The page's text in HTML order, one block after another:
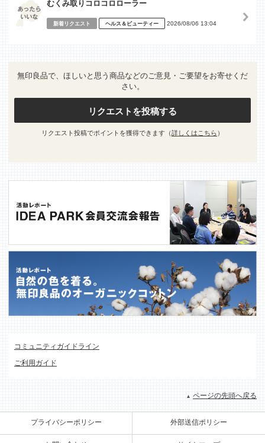
むくみ取りコロコロローラー
新着リクエスト ヘルス＆ビューティー 2026/08/06 13:04
無印良品で、ほしいと思う商品などのご意見・ご要望をお寄せくだ
さい。
リクエストを投稿する
リクエスト投稿でポイントを獲得できます（詳しくはこちら ）
コミュニティガイドライン
ご利用ガイド
ページの先頭へ戻る
プライバシーポリシー 外部送信ポリシー